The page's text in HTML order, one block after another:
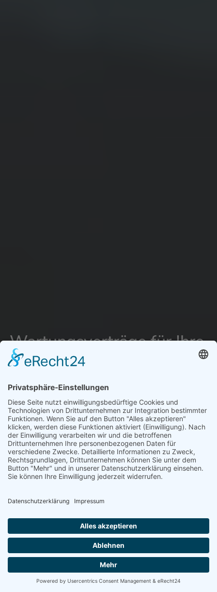
Wartungsverträge für Ihre
Photovoltaik Anlage in
Krumbach -Energetische
Sanierung Bayern
Vom Basisschutz bis hin zur Live-
Überwachung
Willkommen bei Energetische Sanierung Bayern!
Schützen und optimieren Sie Ihre Photovoltaikanlage
mit unseren maßgeschneiderten Wartungsverträgen.
Wir bieten Ihnen drei unterschiedliche Wartungspakete,
der grundlegenden Sicherheit bis hin zur umfassenden
100% kostenloses Erstgespräch